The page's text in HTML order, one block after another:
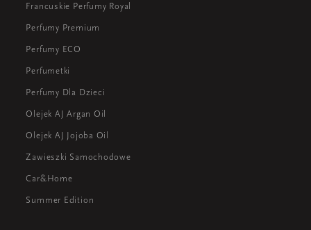
Francuskie Perfumy Royal
Perfumy Premium
Perfumy ECO
Perfumetki
Perfumy Dla Dzieci
Olejek AJ Argan Oil
Olejek AJ Jojoba Oil
Zawieszki Samochodowe
Car&Home
Summer Edition